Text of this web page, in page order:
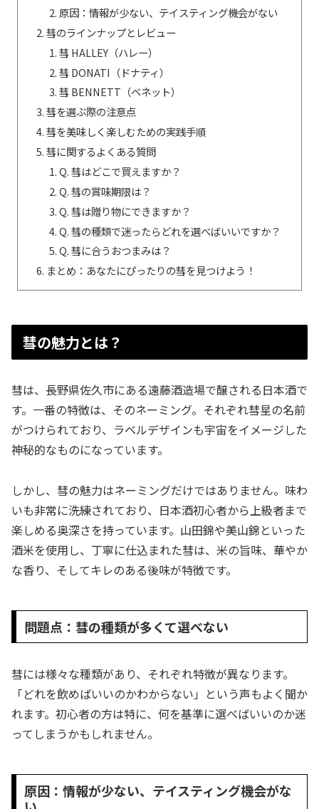
原因：情報が少ない、テイスティング機会がない
彗のラインナップとレビュー
彗 HALLEY（ハレー）
彗 DONATI（ドナティ）
彗 BENNETT（ベネット）
彗を選ぶ際の注意点
彗を美味しく楽しむための実践手順
彗に関するよくある質問
Q. 彗はどこで買えますか？
Q. 彗の賞味期限は？
Q. 彗は贈り物にできますか？
Q. 彗の種類で迷ったらどれを選べばいいですか？
Q. 彗に合うおつまみは？
まとめ：あなたにぴったりの彗を見つけよう！
彗の魅力とは？
彗は、長野県佐久市にある遠藤酒造場で醸される日本酒で
す。一番の特徴は、そのネーミング。それぞれ彗星の名前
がつけられており、ラベルデザインも宇宙をイメージした
神秘的なものになっています。
しかし、彗の魅力はネーミングだけではありません。味わ
いも非常に洗練されており、日本酒初心者から上級者まで
楽しめる奥深さを持っています。山田錦や美山錦といった
酒米を使用し、丁寧に仕込まれた彗は、米の旨味、華やか
な香り、そしてキレのある後味が特徴です。
問題点：彗の種類が多くて選べない
彗には様々な種類があり、それぞれ特徴が異なります。
「どれを飲めばいいのかわからない」という声もよく聞か
れます。初心者の方は特に、何を基準に選べばいいのか迷
ってしまうかもしれません。
原因：情報が少ない、テイスティング機会がな